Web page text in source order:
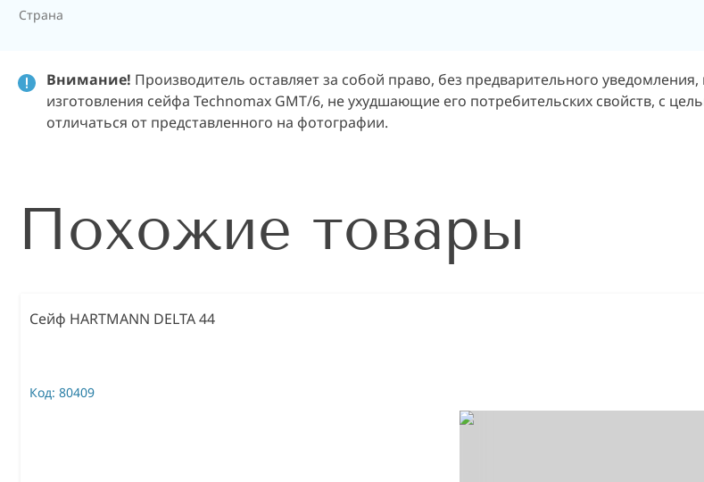
Страна
Внимание! Производитель оставляет за собой право, без предварительного
изготовления сейфа Technomax GMT/6, не ухудшающие его потребительских свойств, с
отличаться от представленного на фотографии.
Похожие товары
Сейф HARTMANN DELTA 44
Код: 80409